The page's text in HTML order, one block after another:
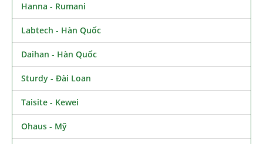
Hanna - Rumani
Labtech - Hàn Quốc
Daihan - Hàn Quốc
Sturdy - Đài Loan
Taisite - Kewei
Ohaus - Mỹ